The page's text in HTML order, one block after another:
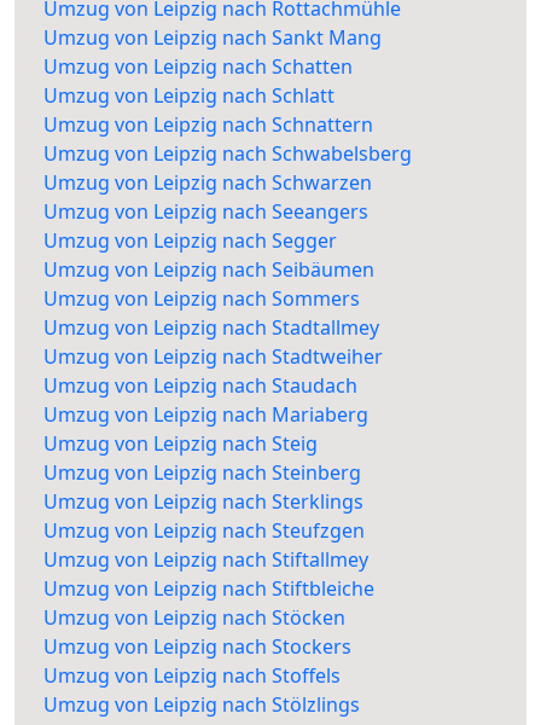
Umzug von Leipzig nach Rottachmühle
Umzug von Leipzig nach Sankt Mang
Umzug von Leipzig nach Schatten
Umzug von Leipzig nach Schlatt
Umzug von Leipzig nach Schnattern
Umzug von Leipzig nach Schwabelsberg
Umzug von Leipzig nach Schwarzen
Umzug von Leipzig nach Seeangers
Umzug von Leipzig nach Segger
Umzug von Leipzig nach Seibäumen
Umzug von Leipzig nach Sommers
Umzug von Leipzig nach Stadtallmey
Umzug von Leipzig nach Stadtweiher
Umzug von Leipzig nach Staudach
Umzug von Leipzig nach Mariaberg
Umzug von Leipzig nach Steig
Umzug von Leipzig nach Steinberg
Umzug von Leipzig nach Sterklings
Umzug von Leipzig nach Steufzgen
Umzug von Leipzig nach Stiftallmey
Umzug von Leipzig nach Stiftbleiche
Umzug von Leipzig nach Stöcken
Umzug von Leipzig nach Stockers
Umzug von Leipzig nach Stoffels
Umzug von Leipzig nach Stölzlings